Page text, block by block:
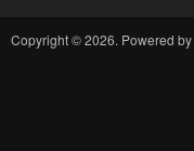
Copyright © 2026. Powered by